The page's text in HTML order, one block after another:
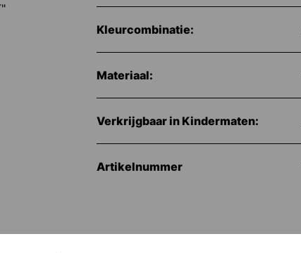
Kleurcombinatie:
Materiaal:
Verkrijgbaar in Kindermaten:
Artikelnummer